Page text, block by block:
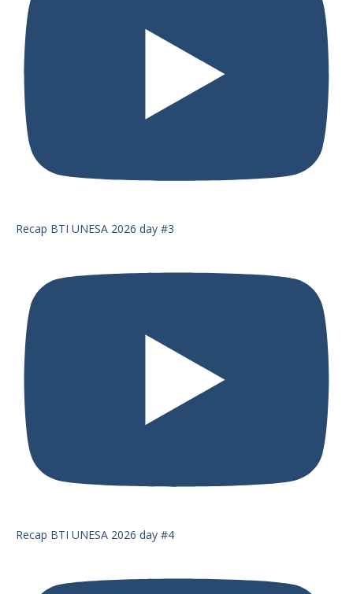
Recap BTI UNESA 2026 day #3
Recap BTI UNESA 2026 day #4